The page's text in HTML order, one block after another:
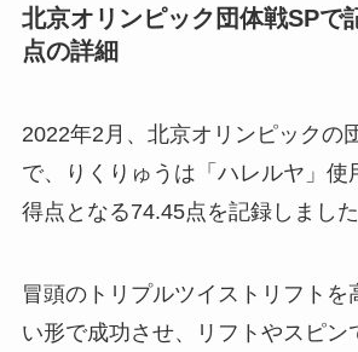
北京オリンピック団体戦SPで
点の詳細
2022年2月、北京オリンピックの
で、りくりゅうは「ハレルヤ」使
得点となる74.45点を記録しました
冒頭のトリプルツイストリフトを
い形で成功させ、リフトやスピン